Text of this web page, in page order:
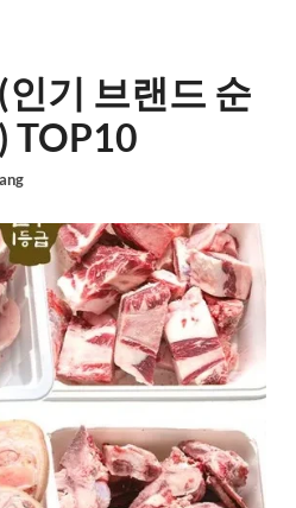
기 브랜드 순
TOP10